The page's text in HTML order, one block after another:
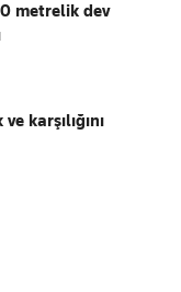
metrelik dev
karşılığını